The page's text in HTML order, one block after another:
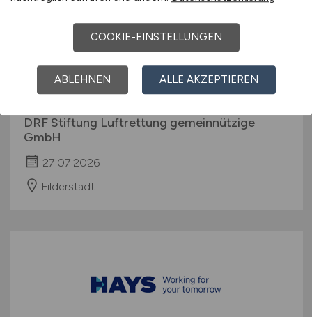
Leiter Data Warehouse, Business
Intelligence & KI(m/w/d)
DRF Stiftung Luftrettung gemeinnützige
GmbH
27.07.2026
Filderstadt
COOKIE-EINSTELLUNGEN
ABLEHNEN ALLE AKZEPTIEREN